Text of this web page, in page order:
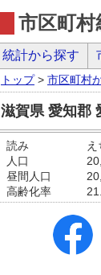
市区町
統計から探す
トップ> 市区町村
滋賀県 愛知郡
読み
え
人口
昼間人口
高齢化率